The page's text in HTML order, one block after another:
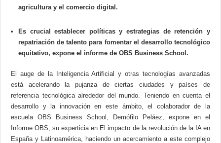
agricultura y el comercio digital.
Es crucial establecer políticas y estrategias de retención y
repatriación de talento para fomentar el desarrollo tecnológico
equitativo, expone el informe de OBS Business School.
El auge de la Inteligencia Artificial y otras tecnologías avanzadas
está acelerando la pujanza de ciertas ciudades y países de
referencia tecnológica alrededor del mundo. Teniendo en cuenta el
desarrollo y la innovación en este ámbito, el colaborador de la
escuela OBS Business School, Demófilo Peláez, expone en el
Informe OBS, su experticia en El impacto de la revolución de la IA en
España y Latinoamérica, haciendo un acercamiento a este complejo